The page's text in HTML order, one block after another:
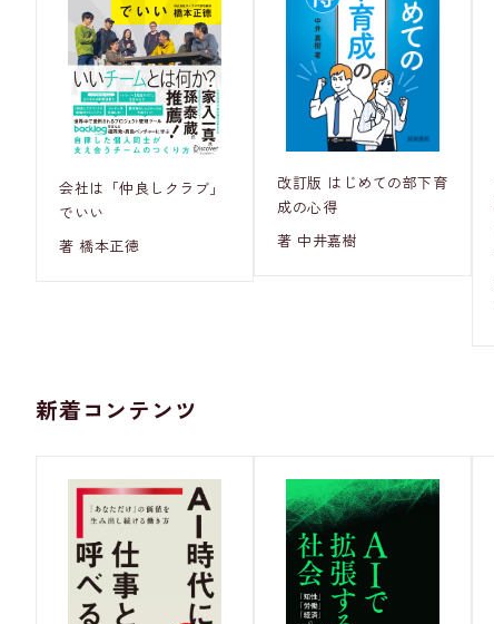
会社は「仲良しクラブ」
でいい
著 橋本正徳
改訂版 はじめての部下育
成の心得
著 中井嘉樹
新着コンテンツ